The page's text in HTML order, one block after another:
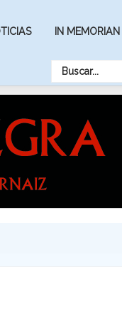
IN MEMORIAN